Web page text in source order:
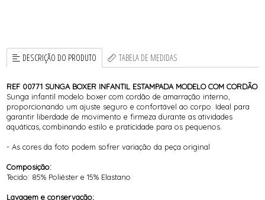
DESCRIÇÃO DO PRODUTO TABELA DE MEDIDAS
REF 00771 SUNGA BOXER INFANTIL ESTAMPADA MODELO COM CORDÃO
Sunga infantil modelo boxer com cordão de amarração interno,
proporcionando um ajuste seguro e confortável ao corpo. Ideal para
garantir liberdade de movimento e firmeza durante as atividades
aquáticas, combinando estilo e praticidade para os pequenos.
- As cores da foto podem sofrer variação da peça original
Composição:
Tecido: 85% Poliéster e 15% Elastano
Lavagem e conservação;